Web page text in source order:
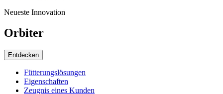
Neueste Innovation
Orbiter
Entdecken
Fütterungslösungen
Eigenschaften
Zeugnis eines Kunden